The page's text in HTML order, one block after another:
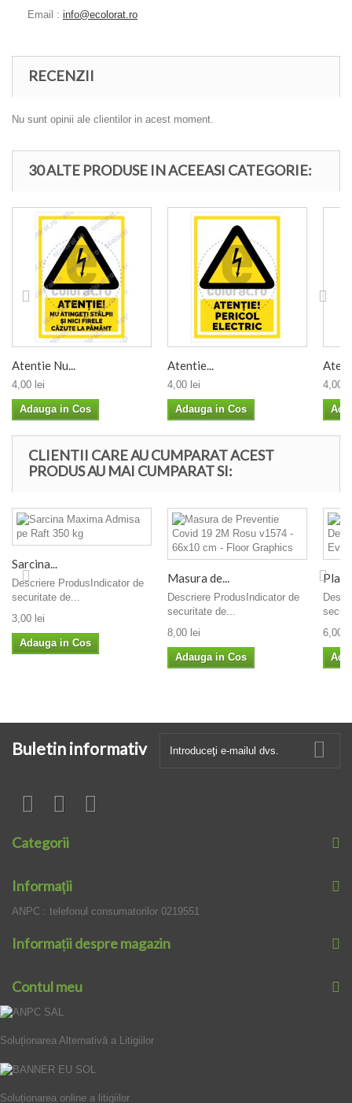
Email : info@ecolorat.ro
RECENZII
Nu sunt opinii ale clientilor in acest moment.
30 ALTE PRODUSE IN ACEEASI CATEGORIE:
Atentie Nu...
4,00 lei
Adauga in Cos
Atentie...
4,00 lei
Adauga in Cos
4,00
CLIENTII CARE AU CUMPARAT ACEST
PRODUS AU MAI CUMPARAT SI:
Sarcina...
Descriere ProdusIndicator de
securitate de...
3,00 lei
Adauga in Cos
Masura de...
Descriere ProdusIndicator de
securitate de...
8,00 lei
Adauga in Cos
Plan
6,00
Buletin informativ
Categorii
Informaţii
ANPC : telefonul consumatorilor 0219551
Informații despre magazin
Contul meu
Soluționarea Alternativă a Litigiilor
Soluționarea online a litigiilor